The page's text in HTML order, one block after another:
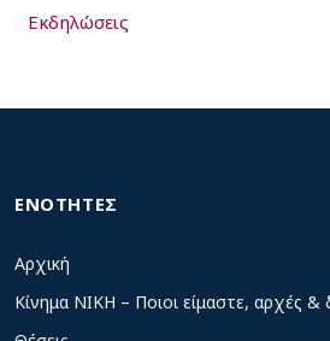
Εκδηλώσεις
ΕΝΟΤΗΤΕΣ
Αρχική
Κίνημα ΝΙΚΗ – Ποιοι είμαστε, αρχές &